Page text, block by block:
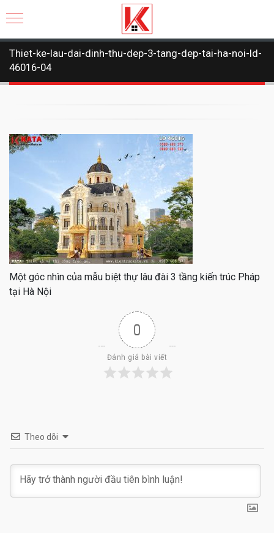
Thiet-ke-lau-dai-dinh-thu-dep-3-tang-dep-tai-ha-noi-ld-
46016-04
Một góc nhìn của mẫu biệt thự lâu đài 3 tầng kiến trúc Pháp
tại Hà Nội
0
Đánh giá bài viết
Theo dõi